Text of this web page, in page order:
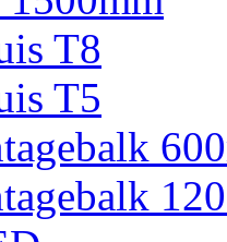
T8
T5